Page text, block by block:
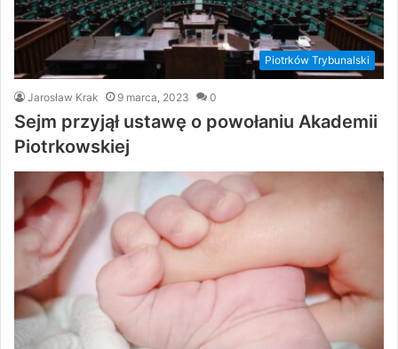
Piotrków Trybunalski
Jarosław Krak 9 marca, 2023 0
Sejm przyjął ustawę o powołaniu Akademii
Piotrkowskiej